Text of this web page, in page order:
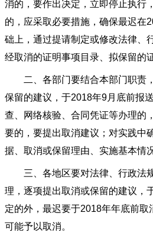
消的，要作出决定，立即停止执行
的，应采取必要措施，确保最迟在
础上，通过提请制定或修改法律、
经取消的证明事项目录、拟保留的
二、各部门要结合本部门职责
保留的建议，于2018年9月底前报
查、网络核验、合同凭证等办理的
要的，要提出取消建议；对实践中
据、取消或保留理由、实施基本情
三、各地区要对法律、行政法
理，逐项提出取消或保留的建议，
定的外，最迟要于2018年年底前
可能予以取消。